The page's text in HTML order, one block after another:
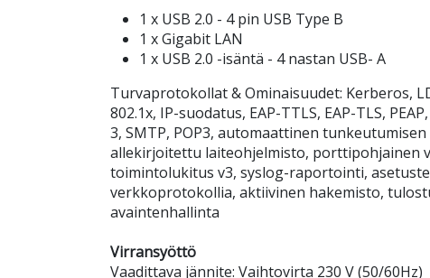
1 x USB 2.0 - 4 pin USB Type B
1 x Gigabit LAN
1 x USB 2.0 -isäntä - 4 nastan USB- A
Turvaprotokollat & Ominaisuudet: Kerberos,
802.1x, IP-suodatus, EAP-TTLS, EAP-TLS,
3, SMTP, POP3, automaattinen
allekirjoitettu laiteohjelmisto, porttipohjainen
toimintolukitus v3, syslog-raportointi,
verkkoprotokollia, aktiivinen hakemisto,
avaintenhallinta
Virransyöttö
Vaadittava jännite: Vaihtovirta 230 V (50/60Hz)